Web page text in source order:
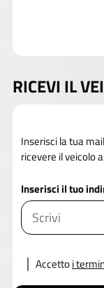
RICEVI IL
Inserisci la tua
ricevere il veicolo
Inserisci il tuo
Accettoi